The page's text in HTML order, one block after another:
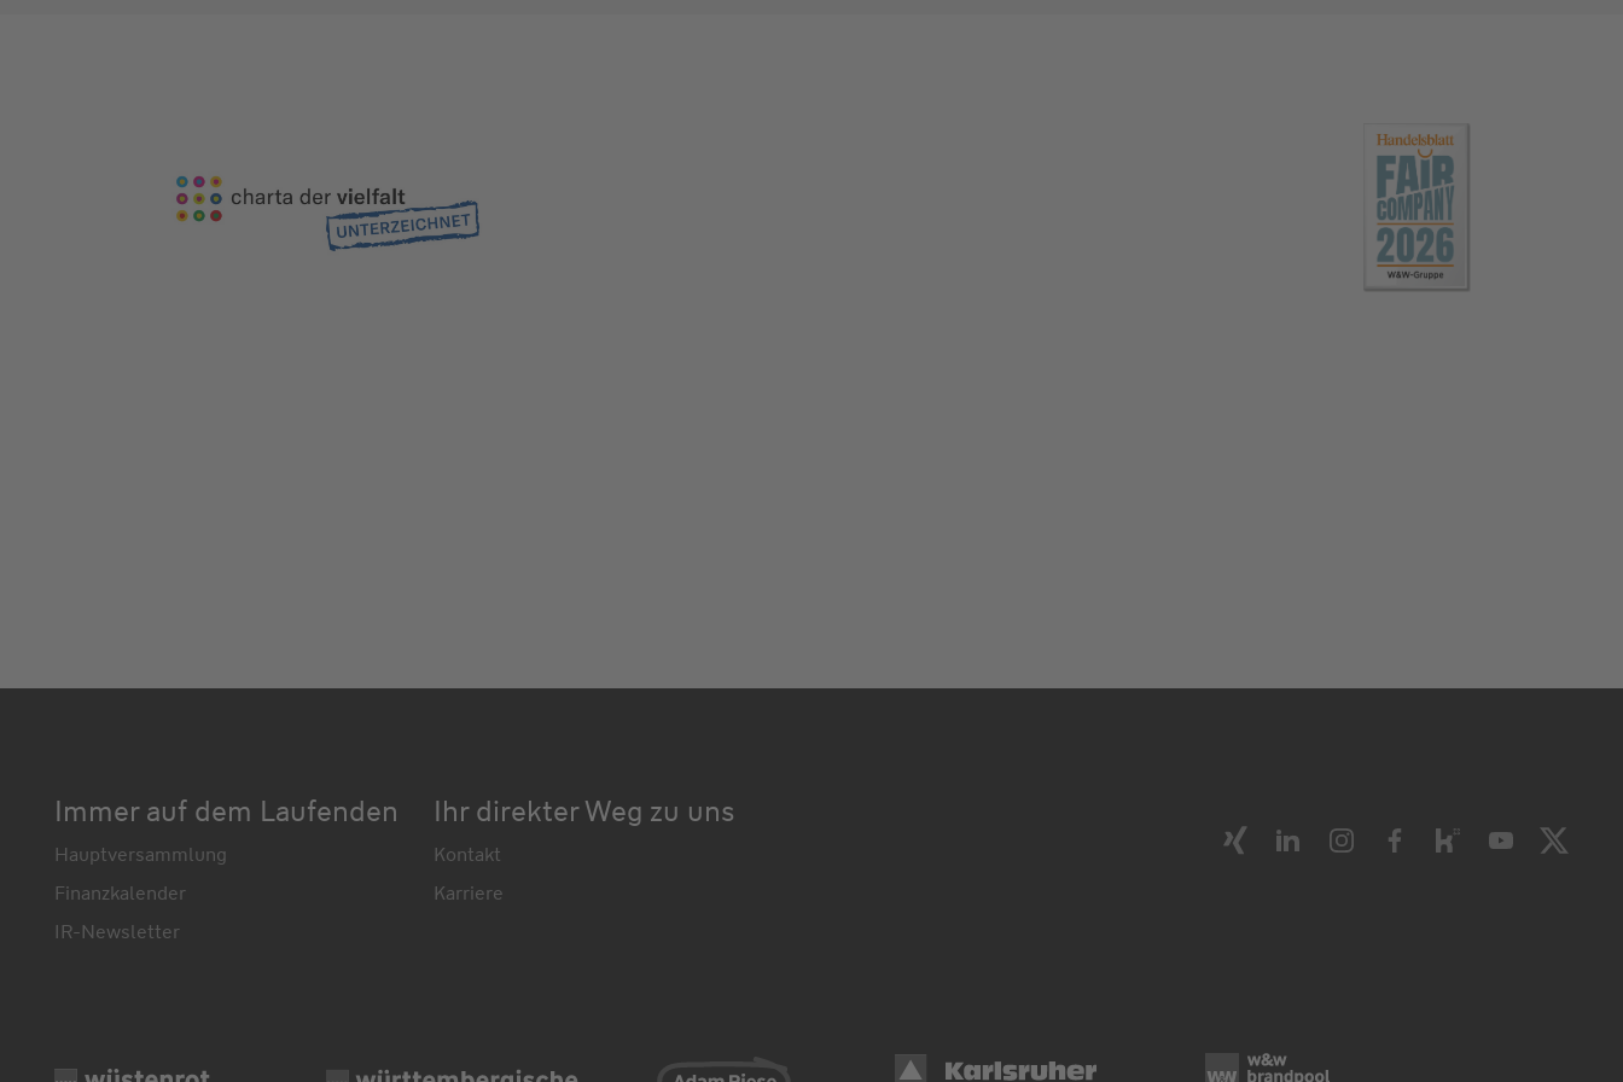
Immer auf dem Laufenden
Hauptversammlung
Finanzkalender
IR-Newsletter
Ihr direkter Weg zu uns
Kontakt
Karriere